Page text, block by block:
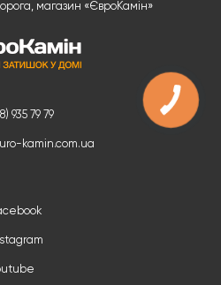
935 79 79
kamin.com.ua
магазин «ЄвроКамін»